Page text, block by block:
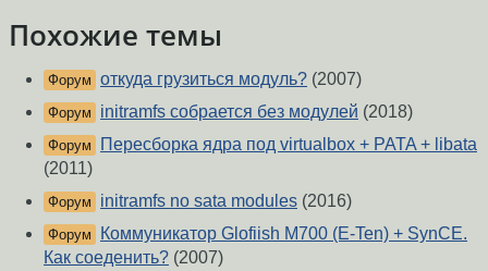
Похожие темы
Форум откуда грузиться модуль? (2007)
Форум initramfs собрается без модулей (2018)
Форум
Пересборка ядра под virtualbox + PATA + libata
(2011)
Форум initramfs no sata modules (2016)
Форум
Коммуникатор Glofiish M700 (E-Ten) + SynCE.
Как соеденить? (2007)